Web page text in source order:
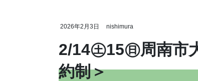
2026年2月3日 nishimura
2/14㊏15㊐周南市
約制＞